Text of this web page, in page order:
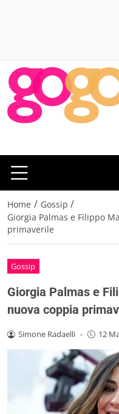
Home / Gossip /
Giorgia Palmas e Filippo
primaverile
Gossip
Giorgia Palmas e
nuova coppia
Simone Radaelli - 12